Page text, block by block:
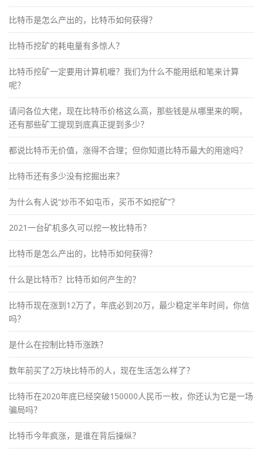
比特币是怎么产出的，比特币如何获得？
比特币挖矿的耗电量有多惊人？
比特币挖矿一定要用计算机嚒？我们为什么不能用纸和笔来计算
呢？
请问各位大佬，现在比特币价格这么高，那些钱是从哪里来的啊，
还有那些矿工提现到底真正提到多少？
都说比特币无价值，涨得不合理；但你知道比特币最大的用途吗？
比特币还有多少没有挖掘出来？
为什么有人说“炒币不如屯币，买币不如挖矿”？
2021一台矿机多久可以挖一枚比特币？
比特币是怎么产出的，比特币如何获得？
什么是比特币？比特币如何产生的？
比特币现在涨到12万了，年底必到20万，最少稳定半年时间，你信
吗？
是什么在控制比特币涨跌？
数年前买了2万块比特币的人，现在生活怎么样了？
比特币在2020年底已经突破150000人民币一枚，你还认为它是一场
骗局吗？
比特币今年疯涨，是谁在背后操纵？